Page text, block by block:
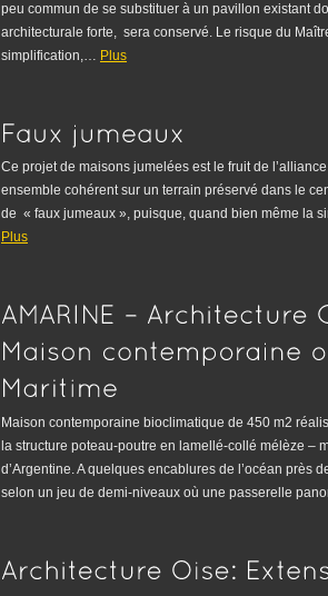
peu commun de se substituer à un pavillon existant
architecturale forte, sera conservé. Le risque du
simplification,…
Plus
Ce projet de maisons jumelées est le fruit de
ensemble cohérent sur un terrain préservé dans le
de « faux jumeaux », puisque, quand bien même la
Plus
Maison contemporaine bioclimatique de 450 m2
la structure poteau-poutre en lamellé-collé mélèze –
d’Argentine. A quelques encablures de l’océan près
selon un jeu de demi-niveaux où une passerelle